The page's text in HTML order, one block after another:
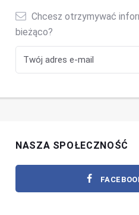
Chcesz otrzymywać
bieżąco?
NASZA SPOŁECZNOŚĆ